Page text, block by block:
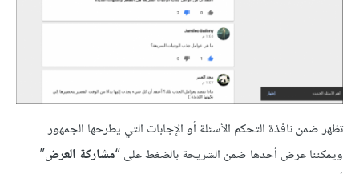
تظهر ضمن نافذة التحكم الأسئلة أو الإجابات التي يطرحها الجمهور
ويمكننا عرض أحدها ضمن الشريحة بالضغط على “مشاركة العرض”